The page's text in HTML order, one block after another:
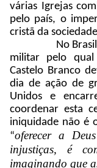
várias Igrejas
pelo país, o
cristã da
No
militar pelo
Castelo Branco
dia de ação de
Unidos e
coordenar esta
iniquidade não é
“oferecer a
injustiças, é
imaginando que